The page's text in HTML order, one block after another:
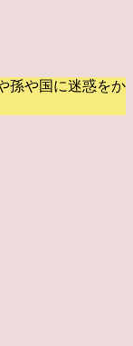
孫や国に迷惑をか